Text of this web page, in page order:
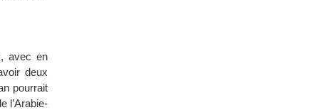
avec en
deux
pourrait
l’Arabie-